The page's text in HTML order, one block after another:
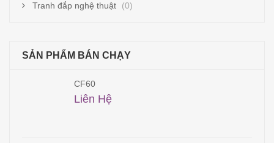
Tranh đắp nghệ thuật
(0)
SẢN PHẨM BÁN CHẠY
CF60
Liên Hệ